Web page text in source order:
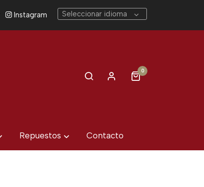
Instagram Seleccionar idioma
0
Repuestos Contacto